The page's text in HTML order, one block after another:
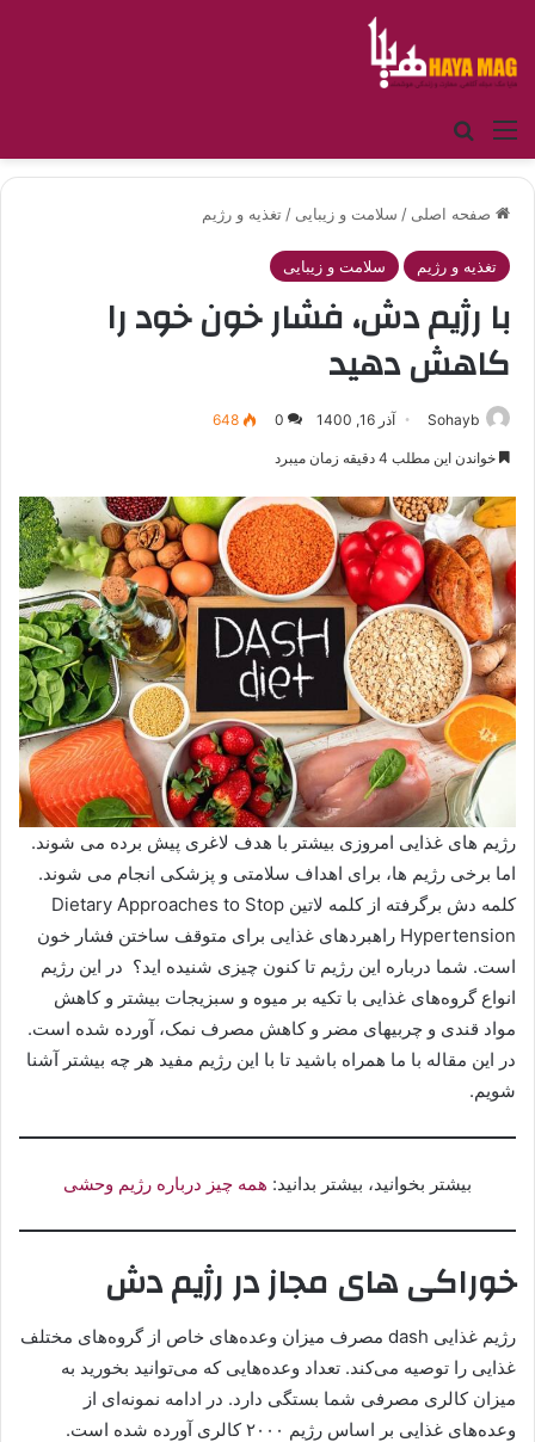
منو
صفحه اصلی / سلامت و زیبایی / تغذیه و رژیم
تغذیه و رژیم سلامت و زیبایی
با رژیم دش، فشار خون خود را
کاهش دهید
Sohayb آذر 16, 1400 0
648
خواندن این مطلب 4 دقیقه زمان میبرد
رژیم های غذایی امروزی بیشتر با هدف لاغری پیش برده می شوند.
اما برخی رژیم ها، برای اهداف سلامتی و پزشکی انجام می شوند.
کلمه دش برگرفته از کلمه لاتین Dietary Approaches to Stop
Hypertension راهبردهای غذایی برای متوقف ساختن فشار خون
است. شما درباره این رژیم تا کنون چیزی شنیده اید؟ در این رژیم
انواع گروه‌های غذایی با تکیه بر میوه و سبزیجات بیشتر و کاهش
مواد قندی و چربیهای مضر و کاهش مصرف نمک، آورده شده است.
در این مقاله با ما همراه باشید تا با این رژیم مفید هر چه بیشتر آشنا
شویم.
بیشتر بخوانید، بیشتر بدانید: همه چیز درباره رژیم وحشی
خوراکی های مجاز در رژیم دش
رژیم غذایی dash مصرف میزان وعده‌های خاص از گروه‌های مختلف
غذایی را توصیه می‌کند. تعداد وعده‌هایی که می‌توانید بخورید به
میزان کالری مصرفی شما بستگی دارد. در ادامه نمونه‌ای از
وعده‌های غذایی بر اساس رژیم ۲۰۰۰ کالری آورده شده است.